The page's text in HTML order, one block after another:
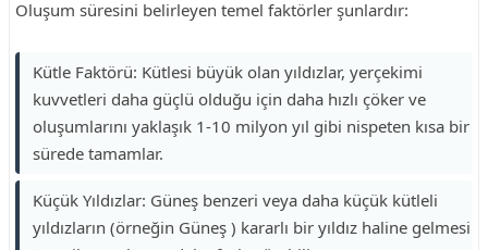
Oluşum süresini belirleyen temel faktörler şunlardır:
Kütle Faktörü: Kütlesi büyük olan yıldızlar, yerçekimi
kuvvetleri daha güçlü olduğu için daha hızlı çöker ve
oluşumlarını yaklaşık 1-10 milyon yıl gibi nispeten kısa bir
sürede tamamlar.
Küçük Yıldızlar: Güneş benzeri veya daha küçük kütleli
yıldızların (örneğin Güneş ) kararlı bir yıldız haline gelmesi